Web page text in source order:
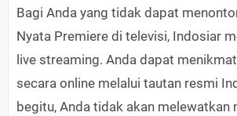
Bagi Anda yang tidak dapat
Nyata Premiere di televisi, Indosiar
live streaming. Anda dapat
secara online melalui tautan resmi
begitu, Anda tidak akan melewatkan